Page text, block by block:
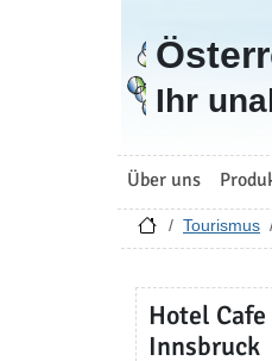
Zur Startseite
Ihr
Über uns
Tourismus
Hotel
Innsbruck